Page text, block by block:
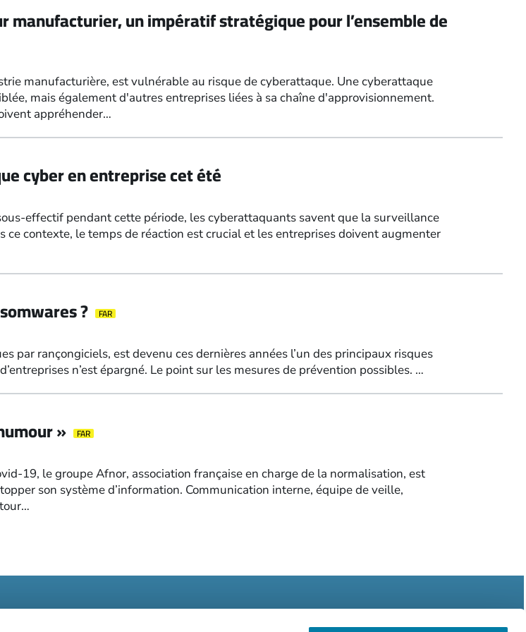
manufacturier, un impératif stratégique pour l’ensemble de
manufacturière, est vulnérable au risque de cyberattaque. Une cyberattaque
mais également d'autres entreprises liées à sa chaîne d'approvisionnement.
appréhender…
cyber en entreprise cet été
effectif pendant cette période, les cyberattaquants savent que la surveillance
ce contexte, le temps de réaction est crucial et les entreprises doivent augmenter
? FAR
par rançongiciels, est devenu ces dernières années l’un des principaux risques
n’est épargné. Le point sur les mesures de prévention possibles. …
» FAR
19, le groupe Afnor, association française en charge de la normalisation, est
son système d’information. Communication interne, équipe de veille,